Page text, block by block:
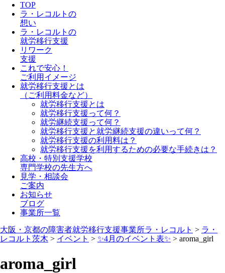
TOP
ラ・レコルトの
想い
ラ・レコルトの
就労移行支援
リワーク
支援
これで安心！
ご利用イメージ
就労移行支援とは
（ご利用料金など）
就労移行支援とは
就労移行支援って何？
就労継続支援って何？
就労移行支援と就労継続支援の違いって何？
就労移行支援の利用料は？
就労移行支援を利用するための必要な手続きは？
高校・特別支援学校
専門学校の先生方へ
見学・相談会
ご案内
お知らせ
ブログ
事業所一覧
大阪・京都の障害者就労移行支援事業所ラ・レコルト > ラ・
レコルト茨木 > イベント > ✨4月のイベント表✨ > aroma_girl
aroma_girl